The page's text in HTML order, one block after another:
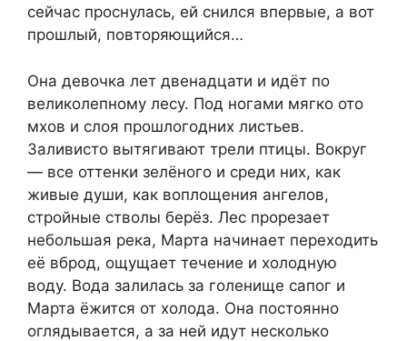
сейчас проснулась, ей снился впервые, а вот
прошлый, повторяющийся…
Она девочка лет двенадцати и идёт по
великолепному лесу. Под ногами мягко ото
мхов и слоя прошлогодних листьев.
Заливисто вытягивают трели птицы. Вокруг
— все оттенки зелёного и среди них, как
живые души, как воплощения ангелов,
стройные стволы берёз. Лес прорезает
небольшая река, Марта начинает переходить
её вброд, ощущает течение и холодную
воду. Вода залилась за голенище сапог и
Марта ёжится от холода. Она постоянно
оглядывается, а за ней идут несколько